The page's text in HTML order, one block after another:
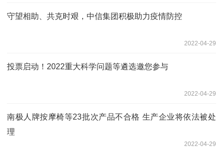
守望相助、共克时艰，中信集团积极助力疫情防控
2022-04-29
投票启动！2022重大科学问题等遴选邀您参与
2022-04-29
南极人牌按摩椅等23批次产品不合格 生产企业将依法被处
理
2022-04-29